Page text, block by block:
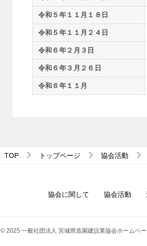
令和５年１１月１８日
令和５年１１月２４日
令和６年２月３日
令和６年３月２６日
令和６年１１月
TOP トップページ 協会活動
協会に関して 協会活動
© 2025 一般社団法人 宮城県造園建設業協会ホームペー